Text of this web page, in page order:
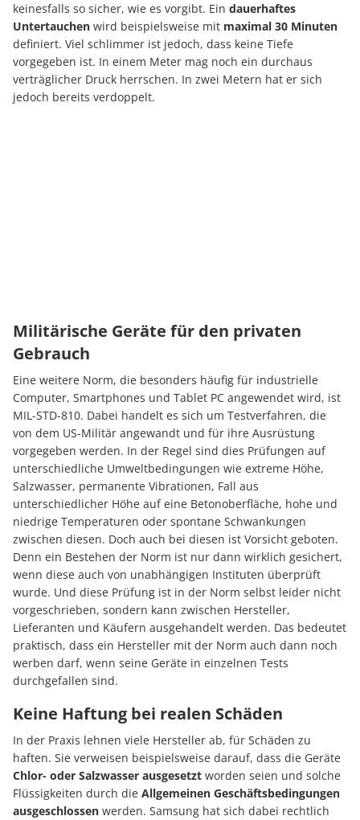
keinesfalls so sicher, wie es vorgibt. Ein dauerhaftes
Untertauchen wird beispielsweise mit maximal 30 Minuten
definiert. Viel schlimmer ist jedoch, dass keine Tiefe
vorgegeben ist. In einem Meter mag noch ein durchaus
verträglicher Druck herrschen. In zwei Metern hat er sich
jedoch bereits verdoppelt.
Militärische Geräte für den privaten
Gebrauch
Eine weitere Norm, die besonders häufig für industrielle
Computer, Smartphones und Tablet PC angewendet wird, ist
MIL-STD-810. Dabei handelt es sich um Testverfahren, die
von dem US-Militär angewandt und für ihre Ausrüstung
vorgegeben werden. In der Regel sind dies Prüfungen auf
unterschiedliche Umweltbedingungen wie extreme Höhe,
Salzwasser, permanente Vibrationen, Fall aus
unterschiedlicher Höhe auf eine Betonoberfläche, hohe und
niedrige Temperaturen oder spontane Schwankungen
zwischen diesen. Doch auch bei diesen ist Vorsicht geboten.
Denn ein Bestehen der Norm ist nur dann wirklich gesichert,
wenn diese auch von unabhängigen Instituten überprüft
wurde. Und diese Prüfung ist in der Norm selbst leider nicht
vorgeschrieben, sondern kann zwischen Hersteller,
Lieferanten und Käufern ausgehandelt werden. Das bedeutet
praktisch, dass ein Hersteller mit der Norm auch dann noch
werben darf, wenn seine Geräte in einzelnen Tests
durchgefallen sind.
Keine Haftung bei realen Schäden
In der Praxis lehnen viele Hersteller ab, für Schäden zu
haften. Sie verweisen beispielsweise darauf, dass die Geräte
Chlor- oder Salzwasser ausgesetzt worden seien und solche
Flüssigkeiten durch die Allgemeinen Geschäftsbedingungen
ausgeschlossen werden. Samsung hat sich dabei rechtlich